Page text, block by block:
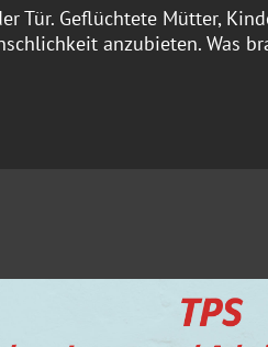
Tür. Geflüchtete Mütter,
anzubieten. Was